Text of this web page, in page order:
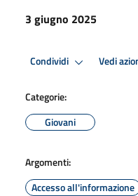
3 giugno 2025
Condividi Vedi
Categorie:
Giovani
Argomenti:
Accesso all'informazione